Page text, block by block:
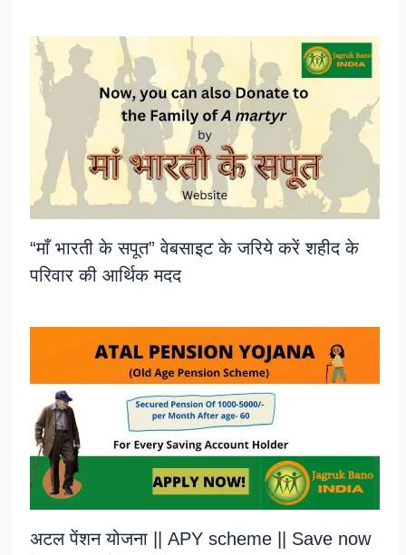
“माँ भारती के सपूत” वेबसाइट के जरिये करें शहीद के
परिवार की आर्थिक मदद
अटल पेंशन योजना || APY scheme || Save now